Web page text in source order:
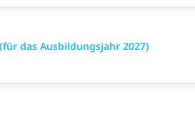
das Ausbildungsjahr 2027)